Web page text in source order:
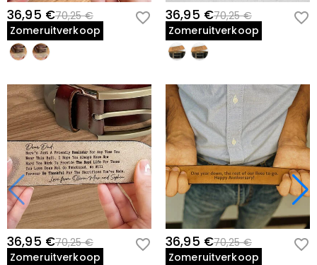
36,95 €70,25 €
Zomeruitverkoop
36,95 €70,25 €
Zomeruitverkoop
36,95 €70,25 €
Zomeruitverkoop
36,95 €70,25 €
Zomeruitverkoop